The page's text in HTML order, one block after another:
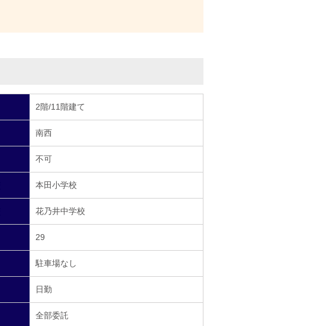
2階/11階建て
南西
不可
本田小学校
花乃井中学校
29
駐車場なし
日勤
全部委託